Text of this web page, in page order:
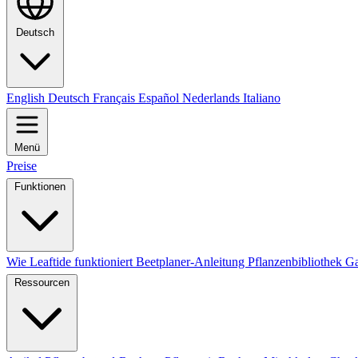
Deutsch
English Deutsch Français Español Nederlands Italiano
Menü
Preise
Funktionen
Wie Leaftide funktioniert Beetplaner-Anleitung Pflanzenbibliothek
Ressourcen